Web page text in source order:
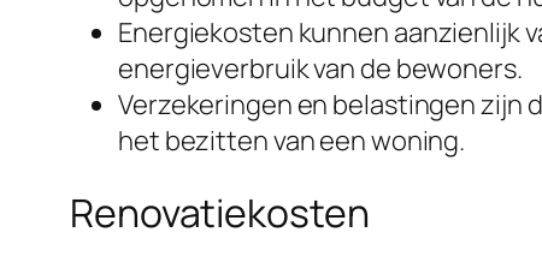
Energiekosten kunnen aanzienlijk
energieverbruik van de bewoners.
Verzekeringen en belastingen zijn
het bezitten van een woning.
Renovatiekosten